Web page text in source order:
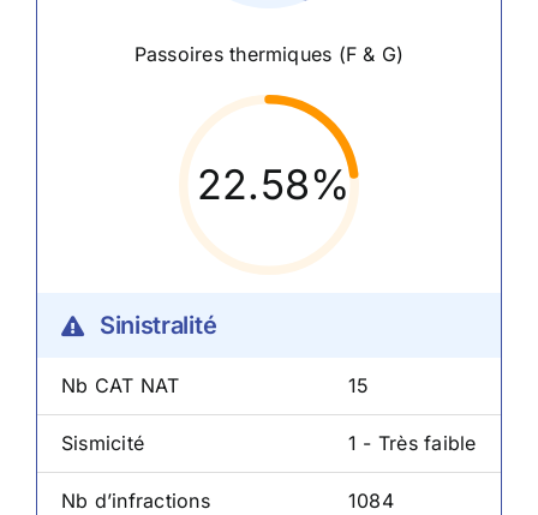
Passoires thermiques (F & G)
22.58%
Sinistralité
Nb CAT NAT 15
Sismicité 1 - Très faible
Nb d’infractions 1084